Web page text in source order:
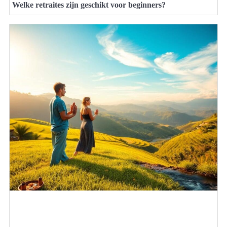
Welke retraites zijn geschikt voor beginners?